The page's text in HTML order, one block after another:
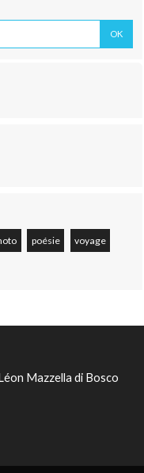
poésie voyage
Mazzella di Bosco